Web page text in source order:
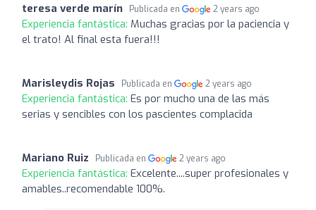
teresa verde marín Publicada en 2 years ago
Experiencia fantástica: Muchas gracias por la paciencia y
el trato! Al final esta fuera!!!
Marisleydis Rojas Publicada en 2 years ago
Experiencia fantástica: Es por mucho una de las más
serias y sencibles con los pascientes complacida
Mariano Ruiz Publicada en 2 years ago
Experiencia fantástica: Excelente....super profesionales y
amables..recomendable 100%.